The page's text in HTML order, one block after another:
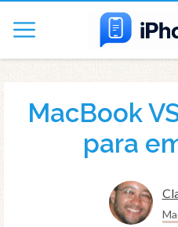
MacBook
para